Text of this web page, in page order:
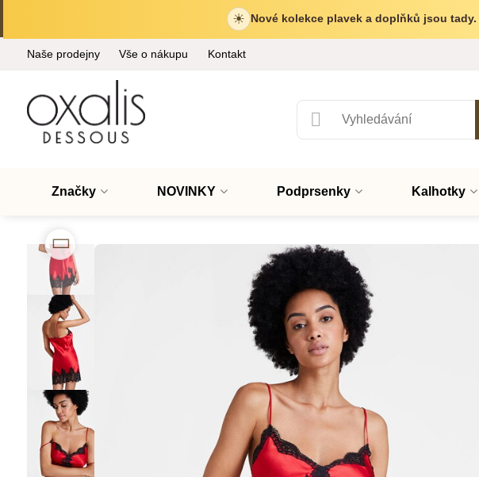
☀ Nové kolekce plavek a doplňků jsou tady.
Naše prodejny Vše o nákupu Kontakt
Značky NOVINKY Podprsenky Kalhotky